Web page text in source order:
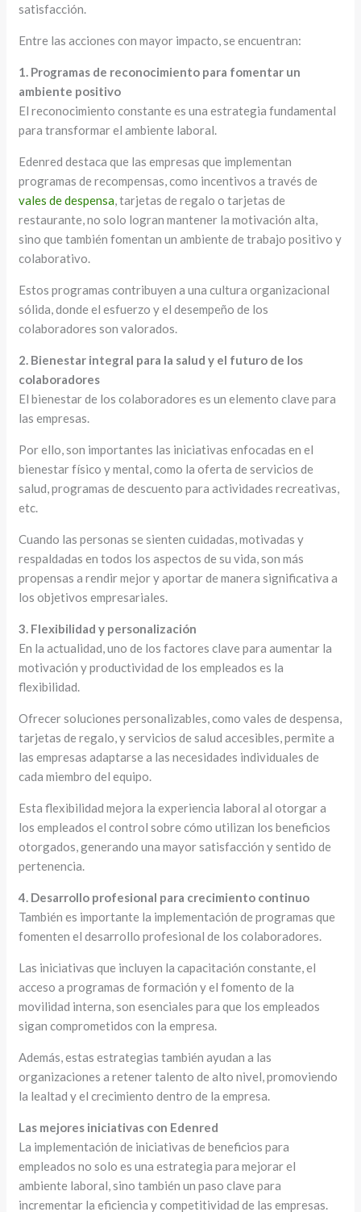
satisfacción.
Entre las acciones con mayor impacto, se encuentran:
1. Programas de reconocimiento para fomentar un
ambiente positivo
El reconocimiento constante es una estrategia fundamental
para transformar el ambiente laboral.
Edenred destaca que las empresas que implementan
programas de recompensas, como incentivos a través de
vales de despensa , tarjetas de regalo o tarjetas de
restaurante, no solo logran mantener la motivación alta,
sino que también fomentan un ambiente de trabajo positivo y
colaborativo.
Estos programas contribuyen a una cultura organizacional
sólida, donde el esfuerzo y el desempeño de los
colaboradores son valorados.
2. Bienestar integral para la salud y el futuro de los
colaboradores
El bienestar de los colaboradores es un elemento clave para
las empresas.
Por ello, son importantes las iniciativas enfocadas en el
bienestar físico y mental, como la oferta de servicios de
salud, programas de descuento para actividades recreativas,
etc.
Cuando las personas se sienten cuidadas, motivadas y
respaldadas en todos los aspectos de su vida, son más
propensas a rendir mejor y aportar de manera significativa a
los objetivos empresariales.
3. Flexibilidad y personalización
En la actualidad, uno de los factores clave para aumentar la
motivación y productividad de los empleados es la
flexibilidad.
Ofrecer soluciones personalizables, como vales de despensa,
tarjetas de regalo, y servicios de salud accesibles, permite a
las empresas adaptarse a las necesidades individuales de
cada miembro del equipo.
Esta flexibilidad mejora la experiencia laboral al otorgar a
los empleados el control sobre cómo utilizan los beneficios
otorgados, generando una mayor satisfacción y sentido de
pertenencia.
4. Desarrollo profesional para crecimiento continuo
También es importante la implementación de programas que
fomenten el desarrollo profesional de los colaboradores.
Las iniciativas que incluyen la capacitación constante, el
acceso a programas de formación y el fomento de la
movilidad interna, son esenciales para que los empleados
sigan comprometidos con la empresa.
Además, estas estrategias también ayudan a las
organizaciones a retener talento de alto nivel, promoviendo
la lealtad y el crecimiento dentro de la empresa.
Las mejores iniciativas con Edenred
La implementación de iniciativas de beneficios para
empleados no solo es una estrategia para mejorar el
ambiente laboral, sino también un paso clave para
incrementar la eficiencia y competitividad de las empresas.